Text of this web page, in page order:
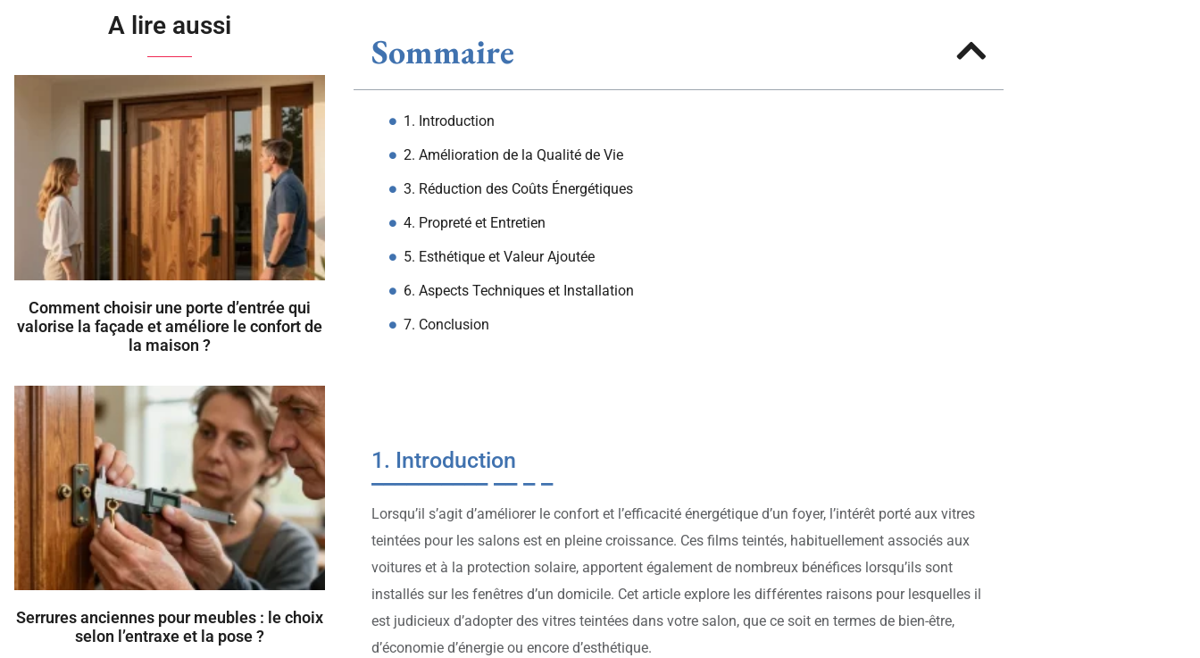
A lire aussi
Comment choisir une porte d’entrée qui
valorise la façade et améliore le confort de
la maison ?
Serrures anciennes pour meubles : le choix
selon l’entraxe et la pose ?
Sommaire
1. Introduction
2. Amélioration de la Qualité de Vie
3. Réduction des Coûts Énergétiques
4. Propreté et Entretien
5. Esthétique et Valeur Ajoutée
6. Aspects Techniques et Installation
7. Conclusion
1. Introduction
Lorsqu’il s’agit d’améliorer le confort et l’efficacité énergétique d’un foyer, l’intérêt porté aux vitres
teintées pour les salons est en pleine croissance. Ces films teintés, habituellement associés aux
voitures et à la protection solaire, apportent également de nombreux bénéfices lorsqu’ils sont
installés sur les fenêtres d’un domicile. Cet article explore les différentes raisons pour lesquelles il
est judicieux d’adopter des vitres teintées dans votre salon, que ce soit en termes de bien-être,
d’économie d’énergie ou encore d’esthétique.